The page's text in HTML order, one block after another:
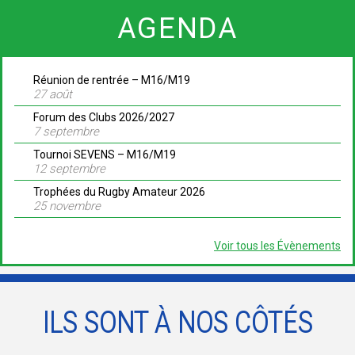
AGENDA
Réunion de rentrée – M16/M19
27 août
Forum des Clubs 2026/2027
7 septembre
Tournoi SEVENS – M16/M19
12 septembre
Trophées du Rugby Amateur 2026
25 novembre
Voir tous les Évènements
ILS SONT À NOS CÔTÉS